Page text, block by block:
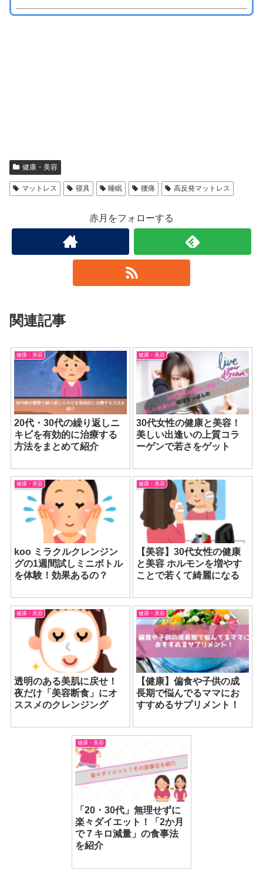
健康・美容
マットレス 寝具 睡眠 腰痛 高反発マットレス
赤月をフォローする
関連記事
健康・美容
20代・30代の繰り返しニ
キビを有効的に治療する
方法をまとめて紹介
健康・美容
30代女性の健康と美容！
美しい出逢いの上質コラ
ーゲンで若さをゲット
健康・美容
koo ミラクルクレンジン
グの1週間試しミニボトル
を体験！効果あるの？
健康・美容
【美容】30代女性の健康
と美容 ホルモンを増やす
ことで若くて綺麗になる
健康・美容
透明のある美肌に戻せ！
夜だけ「美容断食」にオ
ススメのクレンジング
健康・美容
【健康】偏食や子供の成
長期で悩んでるママにお
すすめるサプリメント！
健康・美容
「20・30代」無理せずに
楽々ダイエット！「2か月
で７キロ減量」の食事法
を紹介